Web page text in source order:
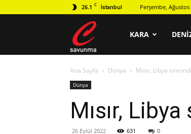
26.1 C İstanbul Perşembe, Ağustos
savunma
KARA
Ana Sayfa Dünya Mısır, Libya
Dünya
Mısır,
26 Eylül 2022 631 0